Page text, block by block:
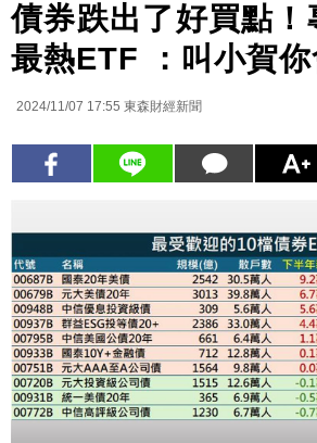
債券跌出了好買點！
最熱ETF ：叫小賀
2024/11/07 17:55 東森財經新聞